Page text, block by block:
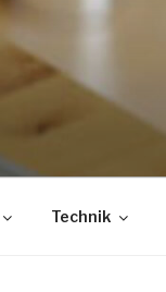
Technik